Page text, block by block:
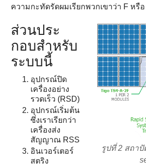
ความกะทัดรัดผมเรียกพวกเขาว่า F หรือ
รูปที่ 2 สถาปั
ส่วนประ
กอบสําหรับ
ระบบนี้
อุปกรณ์ปิด
เครื่องอย่าง
รวดเร็ว (RSD)
อุปกรณ์เริ่มต้น
ซึ่งเราเรียกว่า
เครื่องส่ง
สัญญาณ RSS
อินเวอร์เตอร์
สตริง